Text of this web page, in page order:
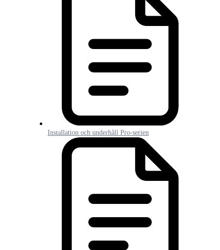
Installation och underhåll Pro-serien